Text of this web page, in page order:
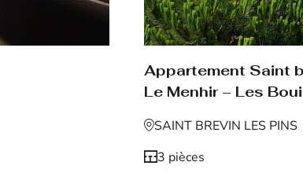
Appartement Saint
Le Menhir – Les
SAINT BREVIN LES PINS
3 pièces